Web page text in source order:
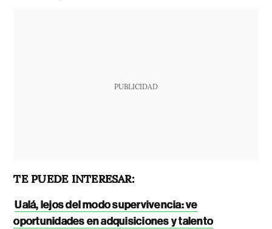
PUBLICIDAD
TE PUEDE INTERESAR:
Ualá, lejos del modo supervivencia: ve
oportunidades en adquisiciones y talento